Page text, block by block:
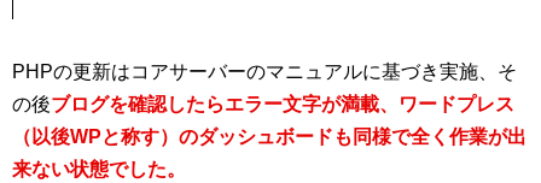
PHPの更新はコアサーバーのマニュアルに基づき実施、そ
の後ブログを確認したらエラー文字が満載、ワードプレス
（以後WPと称す）のダッシュボードも同様で全く作業が出
来ない状態でした。